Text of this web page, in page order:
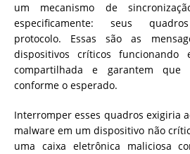
um mecanismo de
especificamente: seus
protocolo. Essas são as
dispositivos críticos funcionando
compartilhada e garantem que
conforme o esperado.
Interromper esses quadros exigiria
malware em um dispositivo não
uma caixa eletrônica maliciosa